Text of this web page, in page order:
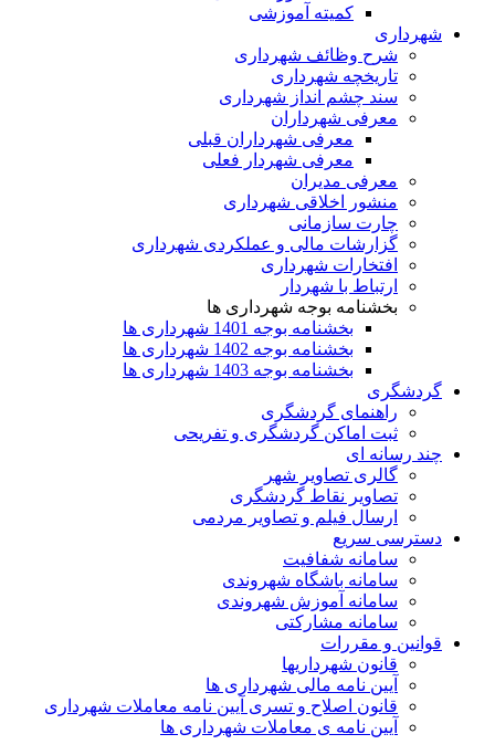
کمیته آموزشی
شهرداری
شرح وظائف شهرداری
تاریخچه شهرداری
سند چشم انداز شهرداری
معرفی شهرداران
معرفی شهرداران قبلی
معرفی شهردار فعلی
معرفی مدیران
منشور اخلاقی شهرداری
چارت سازمانی
گزارشات مالی و عملکردی شهرداری
افتخارات شهرداری
ارتباط با شهردار
بخشنامه بوجه شهرداری ها
بخشنامه بوجه 1401 شهرداری ها
بخشنامه بوجه 1402 شهرداری ها
بخشنامه بوجه 1403 شهرداری ها
گردشگری
راهنمای گردشگری
ثبت اماکن گردشگری و تفریحی
چند رسانه ای
گالری تصاویر شهر
تصاویر نقاط گردشگری
ارسال فیلم و تصاویر مردمی
دسترسی سریع
سامانه شفافیت
سامانه باشگاه شهروندی
سامانه آموزش شهروندی
سامانه مشارکتی
قوانین و مقررات
قانون شهرداریها
آیین نامه مالی شهرداری ها
قانون اصلاح و تسری آیین نامه معاملات شهرداری
آیین نامه ی معاملات شهرداری ها